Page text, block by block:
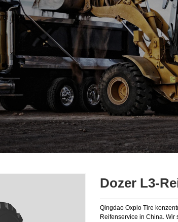
Dozer L3-
Qingdao Oxplo Tire
Reifenservice in China.